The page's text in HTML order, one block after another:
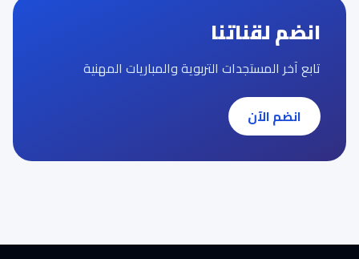
انضم لقناتنا
تابع آخر المستجدات التربوية والمباريات المهنية
انضم الآن